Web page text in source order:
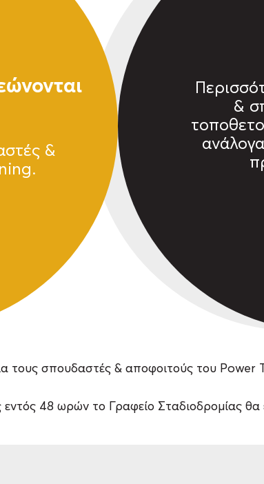
&
&
τους σπουδαστές & αποφοιτούς του Power
48 ωρών το Γραφείο Σταδιοδρομίας θα